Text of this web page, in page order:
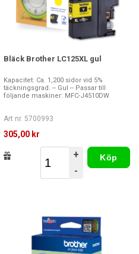
Bläck Brother LC125XL gul
Kapacitet: Ca. 1,200 sidor vid 5%
täckningsgrad. -- Gul -- Passar till
följande maskiner: MFC-J4510DW
Art nr. 5700993
305,00 kr
+
-
Köp